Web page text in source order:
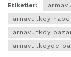
Etiketler:
arnavutköy
arnavutköy
arnavutköyde